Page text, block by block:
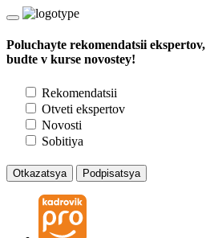
Poluchayte rekomendatsii ekspertov,
budte v kurse novostey!
Rekomendatsii
Otveti ekspertov
Novosti
Sobitiya
Otkazatsya Podpisatsya